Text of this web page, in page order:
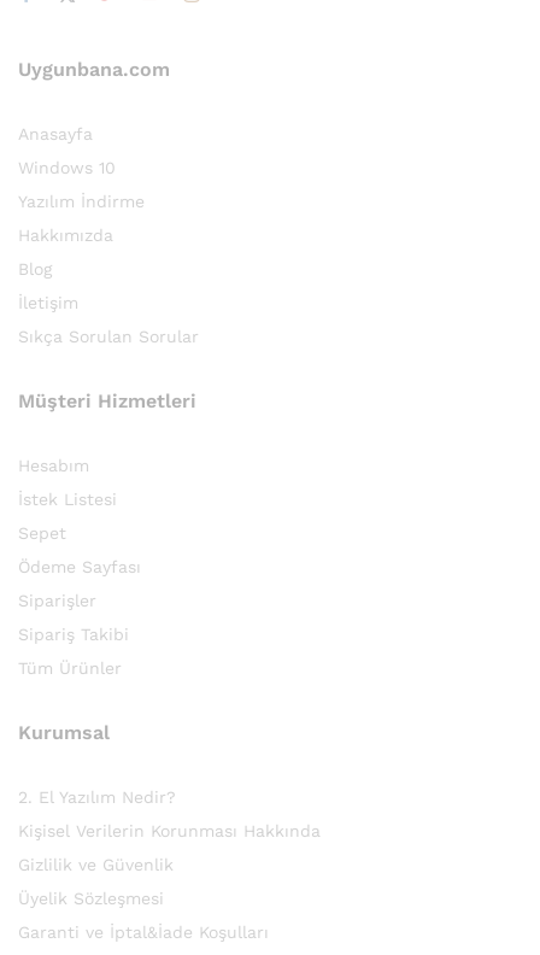
Uygunbana.com
Anasayfa
Windows 10
Yazılım İndirme
Hakkımızda
Blog
İletişim
Sıkça Sorulan Sorular
Müşteri Hizmetleri
Hesabım
İstek Listesi
Sepet
Ödeme Sayfası
Siparişler
Sipariş Takibi
Tüm Ürünler
Kurumsal
2. El Yazılım Nedir?
Kişisel Verilerin Korunması Hakkında
Gizlilik ve Güvenlik
Üyelik Sözleşmesi
Garanti ve İptal&İade Koşulları